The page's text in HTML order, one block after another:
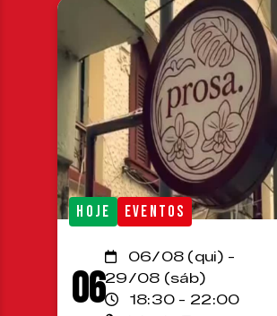
HOJE EVENTOS
06
06/08 (qui) -
29/08 (sáb)
18:30 - 22:00